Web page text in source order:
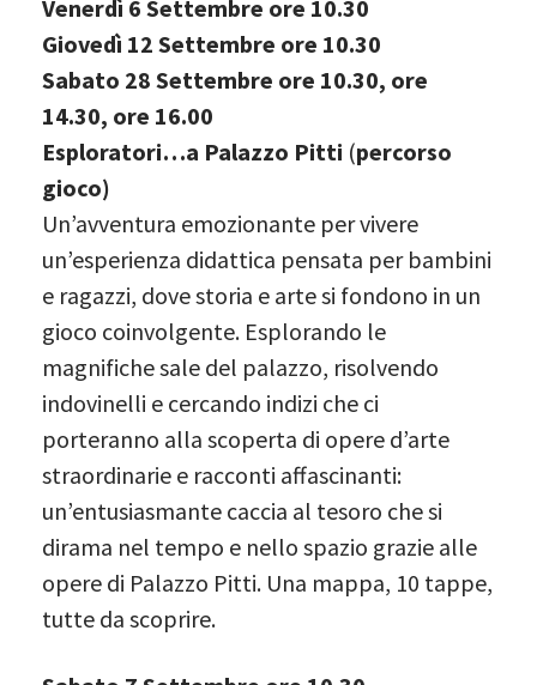
Venerdì 6 Settembre ore 10.30
Giovedì 12 Settembre ore 10.30
Sabato 28 Settembre ore 10.30, ore
14.30, ore 16.00
Esploratori…a Palazzo Pitti (percorso
gioco)
Un’avventura emozionante per vivere
un’esperienza didattica pensata per bambini
e ragazzi, dove storia e arte si fondono in un
gioco coinvolgente. Esplorando le
magnifiche sale del palazzo, risolvendo
indovinelli e cercando indizi che ci
porteranno alla scoperta di opere d’arte
straordinarie e racconti affascinanti:
un’entusiasmante caccia al tesoro che si
dirama nel tempo e nello spazio grazie alle
opere di Palazzo Pitti. Una mappa, 10 tappe,
tutte da scoprire.